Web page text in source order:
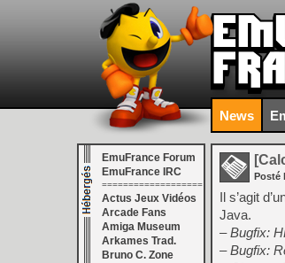
News
EmuFrance Forum
EmuFrance IRC
===================
Actus Jeux Vidéos
Arcade Fans
Amiga Museum
Arkames Trad.
Bruno C. Zone
Posté
Il s’agit
Java.
– Bugfix:
– Bugfix: